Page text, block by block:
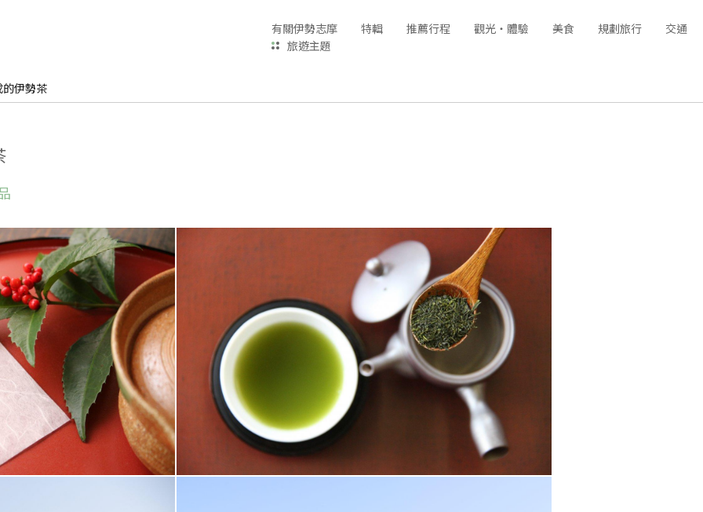
有關伊勢志摩 特輯 推薦行程 觀光‧體驗 美食 規劃旅行
交通
旅遊主題
伊勢茶